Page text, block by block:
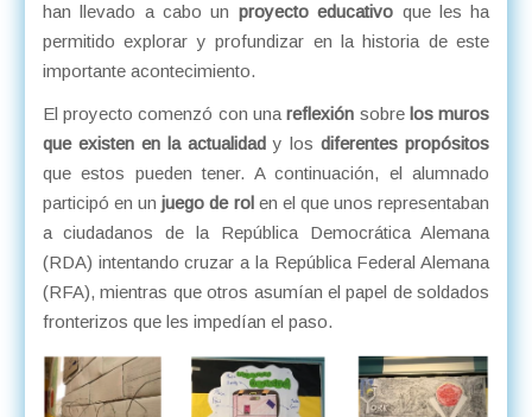
han llevado a cabo un proyecto educativo que les ha
permitido explorar y profundizar en la historia de este
importante acontecimiento.
El proyecto comenzó con unareflexión sobrelos muros
que existen en la actualidad y losdiferentes propósitos
que estos pueden tener. A continuación, el alumnado
participó en unjuego de rolen el que unos representaban
a ciudadanos de la República Democrática Alemana
(RDA) intentando cruzar a la República Federal Alemana
(RFA), mientras que otros asumían el papel de soldados
fronterizos que les impedían el paso.